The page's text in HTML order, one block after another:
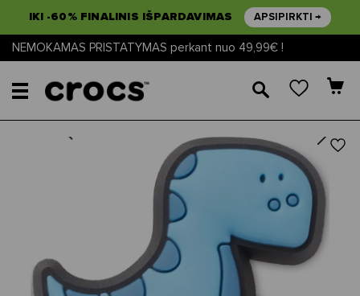
IKI -60% FINALINIS IŠPARDAVIMAS APSIPIRKTI →
NEMOKAMAS PRISTATYMAS perkant nuo 49,99€ !
🔎
Next